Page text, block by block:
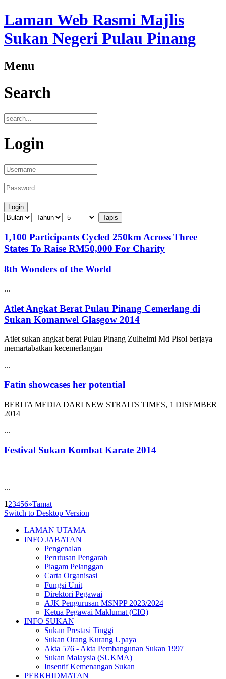
Laman Web Rasmi Majlis
Sukan Negeri Pulau Pinang
Menu
Search
Login
Tapis
1,100 Participants Cycled 250km Across Three
States To Raise RM50,000 For Charity
8th Wonders of the World
...
Atlet Angkat Berat Pulau Pinang Cemerlang di
Sukan Komanwel Glasgow 2014
Atlet sukan angkat berat Pulau Pinang Zulhelmi Md Pisol berjaya
memartabatkan kecemerlangan
...
Fatin showcases her potential
BERITA MEDIA DARI NEW STRAITS TIMES, 1 DISEMBER
2014
...
Festival Sukan Kombat Karate 2014
...
123456»Tamat
Switch to Desktop Version
LAMAN UTAMA
INFO JABATAN
Pengenalan
Perutusan Pengarah
Piagam Pelanggan
Carta Organisasi
Fungsi Unit
Direktori Pegawai
AJK Pengurusan MSNPP 2023/2024
Ketua Pegawai Maklumat (CIO)
INFO SUKAN
Sukan Prestasi Tinggi
Sukan Orang Kurang Upaya
Akta 576 - Akta Pembangunan Sukan 1997
Sukan Malaysia (SUKMA)
Insentif Kemenangan Sukan
PERKHIDMATAN